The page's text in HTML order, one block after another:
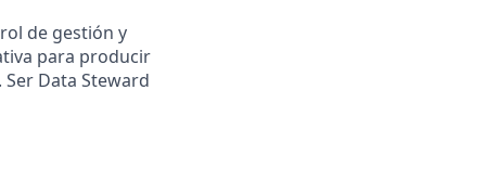
de gestión y
para producir
Data Steward